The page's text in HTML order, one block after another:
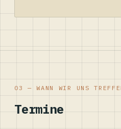
03 — WANN WIR UNS
Termine